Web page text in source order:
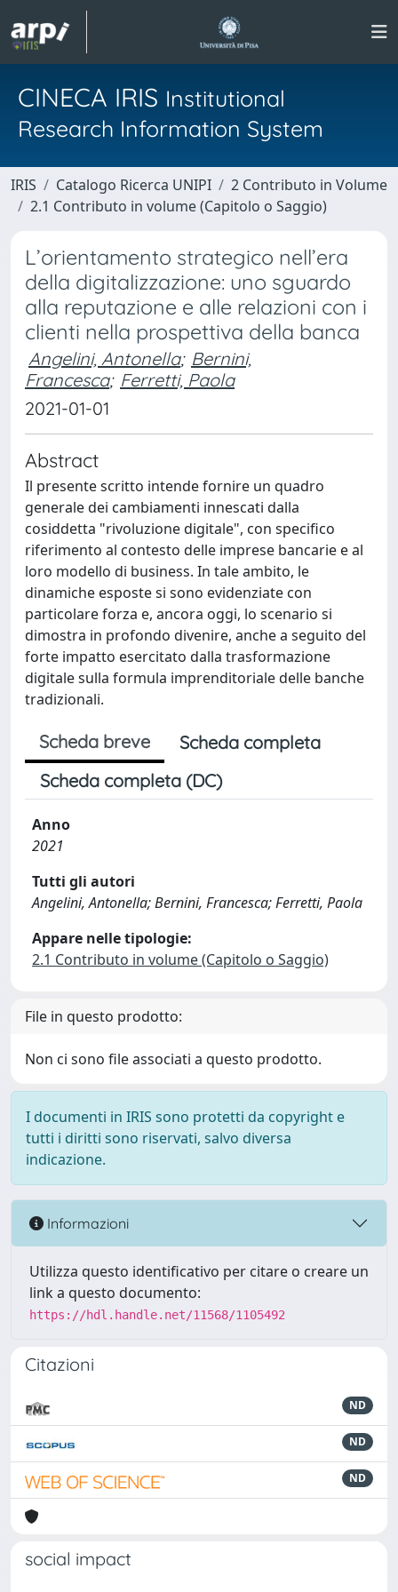
CINECA IRIS Institutional
Research Information System
IRIS Catalogo Ricerca UNIPI
2 Contributo in Volume
2.1 Contributo in volume (Capitolo o Saggio)
L’orientamento strategico nell’era
della digitalizzazione: uno sguardo
alla reputazione e alle relazioni con i
clienti nella prospettiva della banca
Angelini, Antonella; Bernini,
Francesca; Ferretti, Paola
2021-01-01
Abstract
Il presente scritto intende fornire un quadro
generale dei cambiamenti innescati dalla
cosiddetta "rivoluzione digitale", con specifico
riferimento al contesto delle imprese bancarie e al
loro modello di business. In tale ambito, le
dinamiche esposte si sono evidenziate con
particolare forza e, ancora oggi, lo scenario si
dimostra in profondo divenire, anche a seguito del
forte impatto esercitato dalla trasformazione
digitale sulla formula imprenditoriale delle banche
tradizionali.
Scheda breve
Scheda completa
Scheda completa (DC)
Anno
2021
Tutti gli autori
Angelini, Antonella; Bernini, Francesca; Ferretti, Paola
Appare nelle tipologie:
2.1 Contributo in volume (Capitolo o Saggio)
File in questo prodotto:
Non ci sono file associati a questo prodotto.
I documenti in IRIS sono protetti da copyright e
tutti i diritti sono riservati, salvo diversa
indicazione.
Informazioni
Utilizza questo identificativo per citare o creare un
link a questo documento:
https://hdl.handle.net/11568/1105492
Citazioni
ND
ND
ND
social impact